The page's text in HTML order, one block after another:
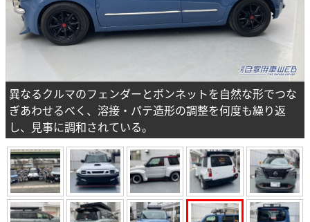
異なるクルマのフェンダーとボンネットを自然な形でつな
ぎあわせるべく、溶接・パテ造形の調整を何度も繰り返
し、見事に調和されている。